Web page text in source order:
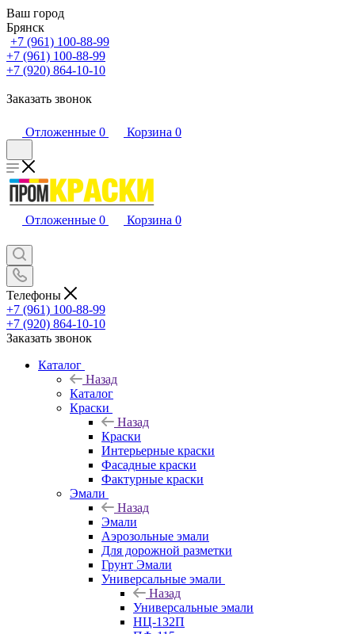
Ваш город
Брянск
+7 (961) 100-88-99
+7 (961) 100-88-99
+7 (920) 864-10-10
Заказать звонок
Отложенные 0 Корзина 0
Отложенные 0 Корзина 0
Телефоны
+7 (961) 100-88-99
+7 (920) 864-10-10
Заказать звонок
Каталог
Назад
Каталог
Краски
Назад
Краски
Интерьерные краски
Фасадные краски
Фактурные краски
Эмали
Назад
Эмали
Аэрозольные эмали
Для дорожной разметки
Грунт Эмали
Универсальные эмали
Назад
Универсальные эмали
НЦ-132П